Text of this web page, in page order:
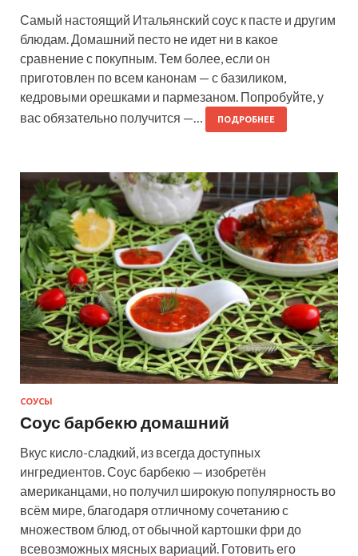
Самый настоящий Итальянский соус к пасте и другим
блюдам. Домашний песто не идет ни в какое
сравнение с покупным. Тем более, если он
приготовлен по всем канонам — с базиликом,
кедровыми орешками и пармезаном. Попробуйте, у
вас обязательно получится —…
ПОДРОБНЕЕ
СОУСЫ
Соус барбекю домашний
Вкус кисло-сладкий, из всегда доступных
ингредиентов. Соус барбекю — изобретён
американцами, но получил широкую популярность во
всём мире, благодаря отличному сочетанию с
множеством блюд, от обычной картошки фри до
всевозможных мясных вариаций. Готовить его